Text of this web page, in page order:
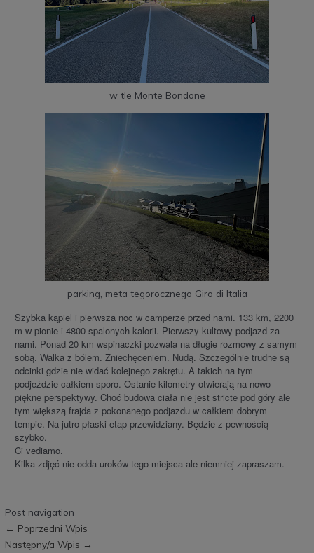
w tle Monte Bondone
parking, meta tegorocznego Giro di Italia
Szybka kąpiel i pierwsza noc w camperze przed nami. 133 km, 2200
m w pionie i 4800 spalonych kalorii. Pierwszy kultowy podjazd za
nami. Ponad 20 km wspinaczki pozwala na długie rozmowy z samym
sobą. Walka z bólem. Zniechęceniem. Nudą. Szczególnie trudne są
odcinki gdzie nie widać kolejnego zakrętu. A takich na tym
podjeździe całkiem sporo. Ostanie kilometry otwierają na nowo
piękne perspektywy. Choć budowa ciała nie jest stricte pod góry ale
tym większą frajda z pokonanego podjazdu w całkiem dobrym
tempie. Na jutro płaski etap przewidziany. Będzie z pewnością
szybko.
Ci vediamo.
Kilka zdjęć nie odda uroków tego miejsca ale niemniej zapraszam.
Post navigation
← Poprzedni Wpis
Następny/a Wpis →